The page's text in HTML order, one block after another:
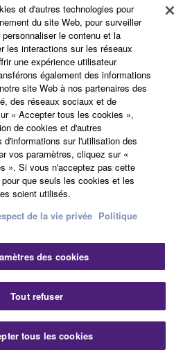
et vidéo
with Daniel Ho
et d'autres technologies pour
du site Web, pour surveiller
le contenu et la
les interactions sur les réseaux
une expérience utilisateur
également des informations
site Web à nos partenaires des
des réseaux sociaux et de
« Accepter tous les cookies »,
de cookies et d'autres
d'informations sur l'utilisation des
vos paramètres, cliquez sur «
». Si vous n'acceptez pas cette
pour que seuls les cookies et les
soient utilisés.
de la vie privée Politique
des cookies
Tout refuser
tous les cookies